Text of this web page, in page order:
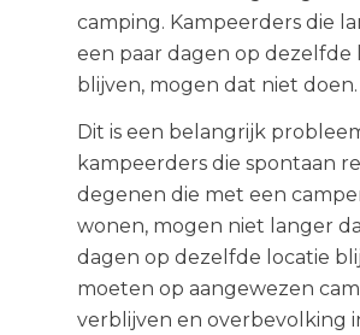
camping. Kampeerders die
een paar dagen op dezelfde
blijven, mogen dat niet doen.
Dit is een belangrijk
kampeerders die spontaan
degenen die met een
wonen, mogen niet langer
dagen op dezelfde locatie
moeten op aangewezen
verblijven en overbevolking